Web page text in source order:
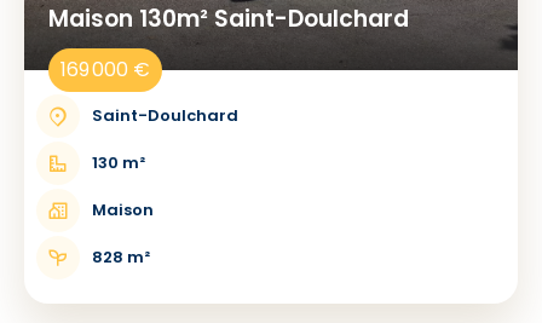
Maison 130m² Saint-Doulchard
169 000 €
Saint-Doulchard
130 m²
Maison
828 m²